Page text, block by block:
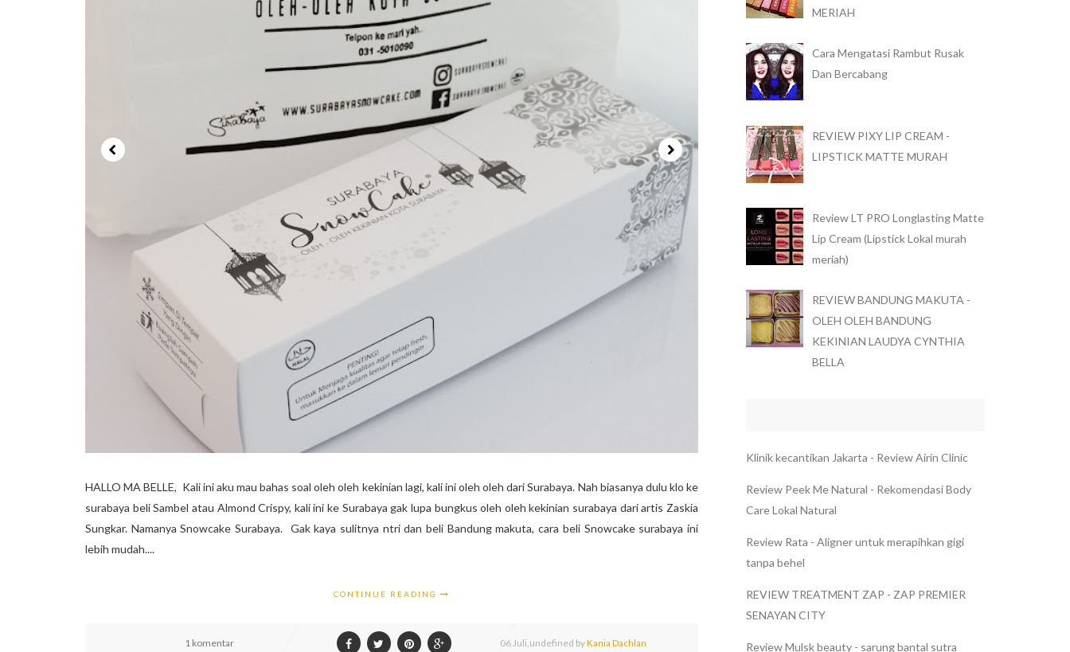
HALLO MA BELLE, Kali ini aku mau bahas soal oleh oleh kekinian lagi, kali ini oleh oleh dari Surabaya. Nah biasanya dulu klo ke
surabaya beli Sambel atau Almond Crispy, kali ini ke Surabaya gak lupa bungkus oleh oleh kekinian surabaya dari artis Zaskia
Sungkar. Namanya Snowcake Surabaya. Gak kaya sulitnya ntri dan beli Bandung makuta, cara beli Snowcake surabaya ini
lebih mudah....
CONTINUE READING
1 komentar 06Juli,undefined byKania Dachlan
MERIAH
Cara Mengatasi Rambut Rusak
Dan Bercabang
REVIEW PIXY LIP CREAM -
LIPSTICK MATTE MURAH
Review LT PRO Longlasting Matte
Lip Cream (Lipstick Lokal murah
meriah)
REVIEW BANDUNG MAKUTA -
OLEH OLEH BANDUNG
KEKINIAN LAUDYA CYNTHIA
BELLA
Klinik kecantikan Jakarta - Review Airin Clinic
Review Peek Me Natural - Rekomendasi Body
Care Lokal Natural
Review Rata - Aligner untuk merapihkan gigi
tanpa behel
REVIEW TREATMENT ZAP - ZAP PREMIER
SENAYAN CITY
Review Mulsk beauty - sarung bantal sutra